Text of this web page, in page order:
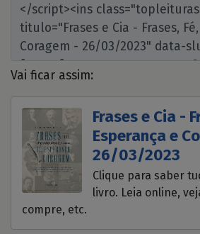
Vai ficar assim:
Frases e Cia -
Esperança e
26/03/2023
Clique para saber
livro. Leia online,
compre, etc.